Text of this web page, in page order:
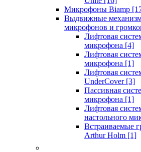
Микрофоны Biamp
Выдвижные
микрофонов и
Лифтовая
микрофона [4]
Лифтовая
микрофона [1]
Лифтовая
UnderCover [3]
Пассивная
микрофона [1]
Лифтовая
настольного
Встраиваемые
Arthur Holm [1]